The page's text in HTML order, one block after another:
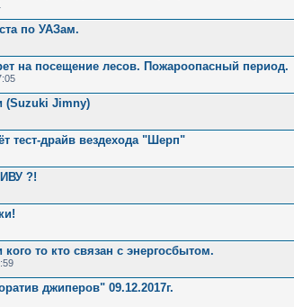
по УАЗам.
на посещение лесов. Пожароопасный период.
(Suzuki Jimny)
тест-драйв вездехода "Шерп"
?!
то кто связан с энергосбытом.
джиперов" 09.12.2017г.